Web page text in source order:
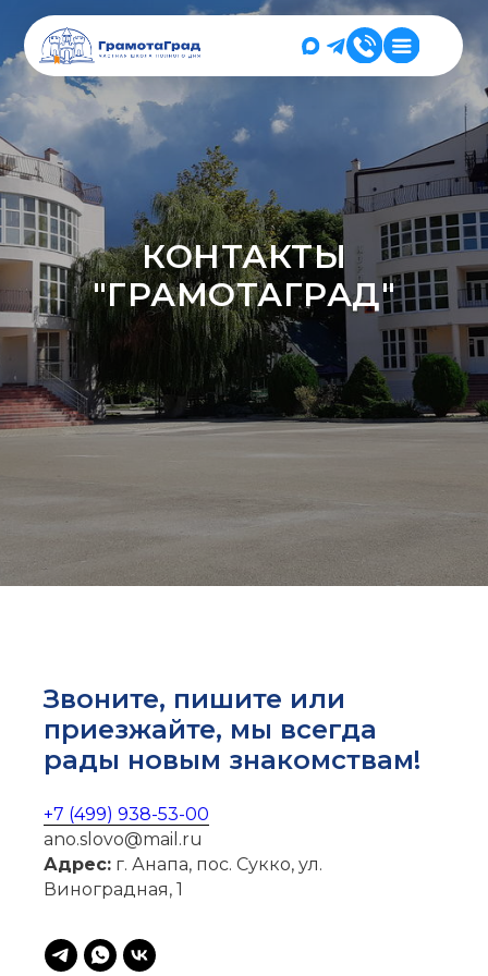
КОНТАКТЫ
"ГРАМОТАГРАД"
Звоните, пишите или
приезжайте, мы всегда
рады новым знакомствам!
+7 (499) 938-53-00
ano.slovo@mail.ru
Адрес: г. Анапа, пос. Сукко, ул.
Виноградная, 1